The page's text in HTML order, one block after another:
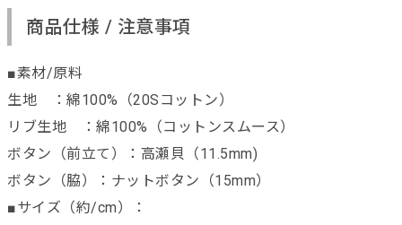
商品仕様 / 注意事項
■素材/原料
生地 ：綿100%（20Sコットン）
リブ生地 ：綿100%（コットンスムース）
ボタン（前立て）：高瀬貝（11.5mm)
ボタン（脇）：ナットボタン（15mm）
■サイズ（約/cm）：